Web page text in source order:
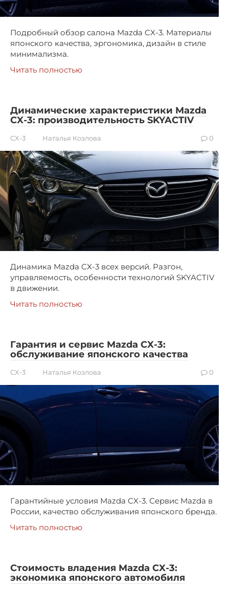
Подробный обзор салона Mazda CX-3. Материалы
японского качества, эргономика, дизайн в стиле
минимализма.
Читать полностью
Динамические характеристики Mazda
CX-3: производительность SKYACTIV
CX-3 Наталья Козлова 0
Динамика Mazda CX-3 всех версий. Разгон,
управляемость, особенности технологий SKYACTIV
в движении.
Читать полностью
Гарантия и сервис Mazda CX-3:
обслуживание японского качества
CX-3 Наталья Козлова 0
Гарантийные условия Mazda CX-3. Сервис Mazda в
России, качество обслуживания японского бренда.
Читать полностью
Стоимость владения Mazda CX-3:
экономика японского автомобиля